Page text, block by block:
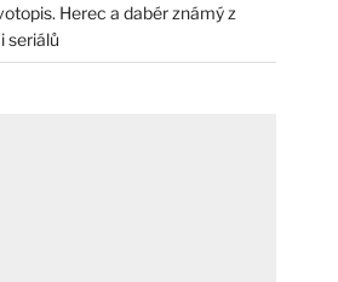
Herec a dabér známý z
seriálů